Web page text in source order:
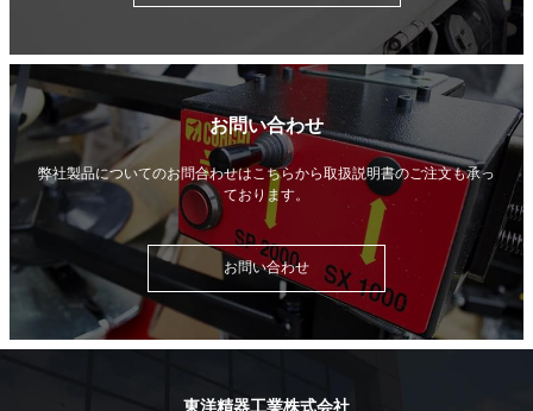
お問い合わせ
弊社製品についてのお問合わせはこちらから取扱説明書のご注文も承っ
ております。
お問い合わせ
東洋精器工業株式会社